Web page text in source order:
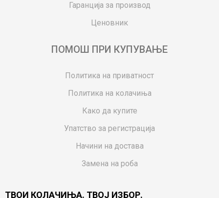
Гаранција за производ
Ценовник
ПОМОШ ПРИ КУПУВАЊЕ
Политика на приватност
Политика на колачиња
Како да купите
Упатство за регистрација
Начини на достава
Замена на роба
ТВОИ КОЛАЧИЊА. ТВОЈ ИЗБОР.